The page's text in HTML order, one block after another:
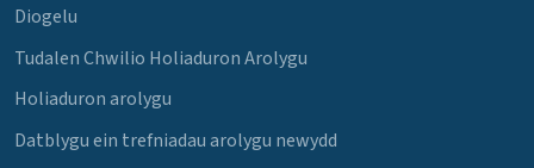
Diogelu
Tudalen Chwilio Holiaduron Arolygu
Holiaduron arolygu
Datblygu ein trefniadau arolygu newydd